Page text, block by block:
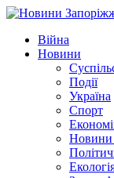
Війна
Новини
Події
Україна
Спорт
Новини